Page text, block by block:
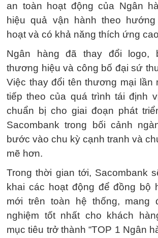
an toàn hoạt động của Ngân
hiệu quả vận hành theo
hoạt và có khả năng thích ứng
Ngân hàng đã thay đổi logo,
thương hiệu và công bố đại sứ
Việc thay đổi tên thương mại lần
tiếp theo của quá trình tái định
chuẩn bị cho giai đoạn phát
Sacombank trong bối cảnh
bước vào chu kỳ cạnh tranh và
mẽ hơn.
Trong thời gian tới, Sacombank
khai các hoạt động để đồng bộ
mới trên toàn hệ thống, mang
nghiệm tốt nhất cho khách
mục tiêu trở thành “TOP 1 Ngân